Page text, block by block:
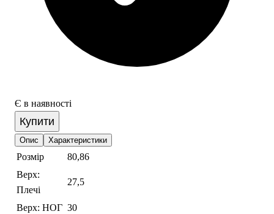
Є в наявності
Купити
Опис Характеристики
Розмір
80,86
Верх:
Плечі
27,5
Верх: НОГ 30